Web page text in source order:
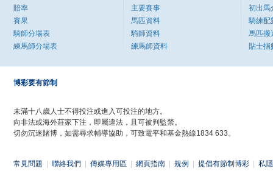
賠率
賽果
騎師分場表
練馬師分場表
主要賽事
馬匹資料
騎師資料
練馬師資料
初出馬
騎練配
馬匹搬
貼士指
博彩要有節制
未滿十八歲人士不得投注或進入可投注的地方。
向非法或海外莊家下注，即屬違法，且可被判監禁。
切勿沉迷賭博，如需尋求輔導協助，可致電平和基金熱線1834 633。
常見問題 聯絡我們 傳媒專用區 網頁指南 規例 提倡有節制博彩 私